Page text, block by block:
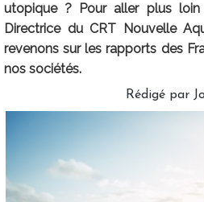
utopique ? Pour aller plus
Directrice du CRT Nouvelle
revenons sur les rapports des
nos sociétés.
Rédigé par